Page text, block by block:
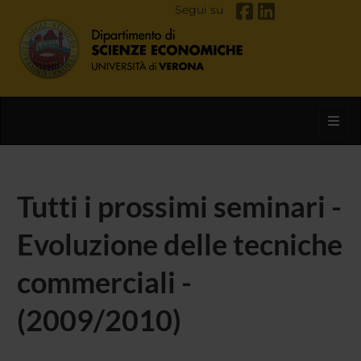
Segui su
Tutti i prossimi seminari -
Evoluzione delle tecniche
commerciali -
(2009/2010)